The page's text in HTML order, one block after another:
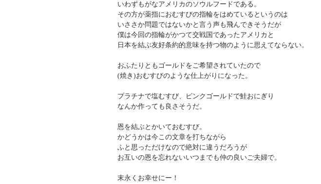
いわずもがなアメリカのソウルフードである。
その方が薬指におむすびの指輪をはめているというのは
いささか問題ではないかと言う声も飛んできそうだが
僕は今回の指輪がかつて交戦国であったアメリカと
日本を結ぶ友好条約的意味を持つ物のように思えてならない。
おふたりともゴールドをご希望されていたので
(焼き)おむすびのような仕上がりになった。
プラチナで塩むすび、ピンクゴールドで鮭おにぎり
なんか作っても良さそうだ。
恩を結ぶとかいておむすび。
かどうかは今この文章を打ちながら
ふと思っただけなので絶対に違うだろうが
お互いの恩を忘れないいつまでも仲の良いご夫婦で。
末永くお幸せにー！